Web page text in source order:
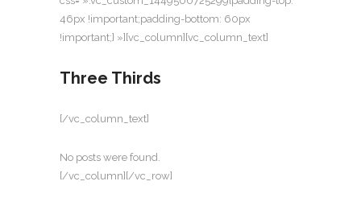
46px !important;padding-bottom: 60px
!important;} »][vc_column][vc_column_text]
Three Thirds
[/vc_column_text]
No posts were found.
[/vc_column][/vc_row]